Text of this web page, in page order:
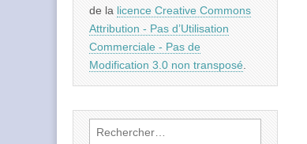
de la licence Creative Commons
Attribution - Pas d’Utilisation
Commerciale - Pas de
Modification 3.0 non transposé.
Rechercher :